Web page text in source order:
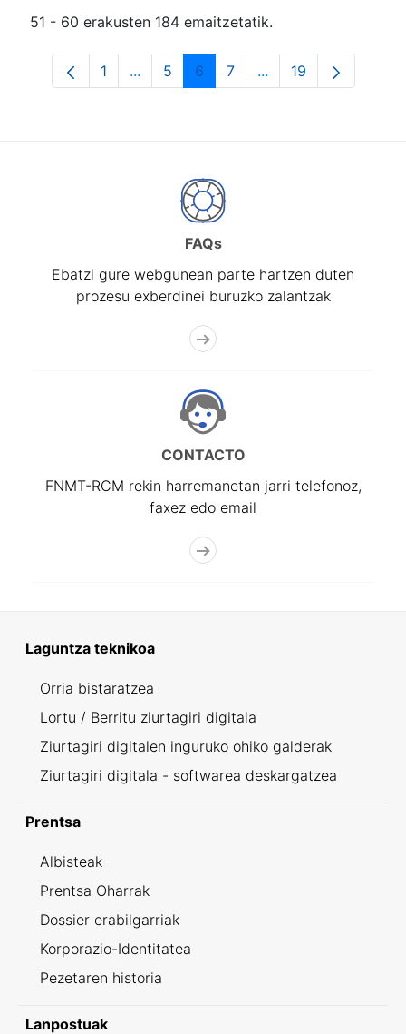
51 - 60 erakusten 184 emaitzetatik.
Orrialdea
1 ...Intermediate Pages Use TAB to
Orrialdea
5 Orrialdea
6 Orrialdea
7 ...Intermediate Pages
Orrialdea
19
FAQs
Ebatzi gure webgunean parte hartzen duten
prozesu exberdinei buruzko zalantzak
CONTACTO
FNMT-RCM rekin harremanetan jarri telefonoz,
faxez edo email
Laguntza teknikoa
Orria bistaratzea
Lortu / Berritu ziurtagiri digitala
Ziurtagiri digitalen inguruko ohiko galderak
Ziurtagiri digitala - softwarea deskargatzea
Prentsa
Albisteak
Prentsa Oharrak
Dossier erabilgarriak
Korporazio-Identitatea
Pezetaren historia
Lanpostuak